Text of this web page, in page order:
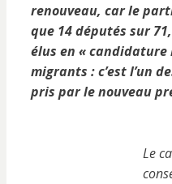
renouveau, car le
que 14 députés sur
élus en « candidature
migrants : c’est l’un
pris par le nouveau
Le